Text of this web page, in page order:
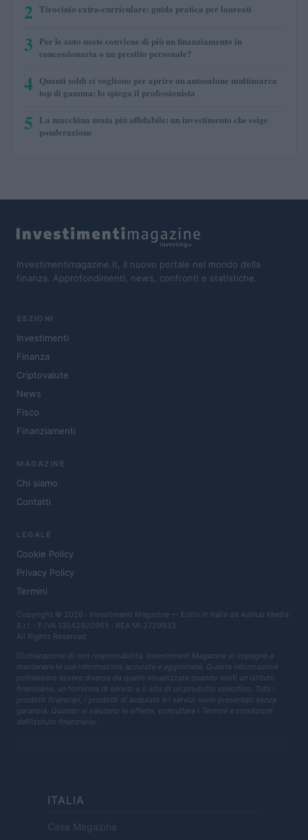
2 Tirocinio extra-curriculare: guida pratica per laureati
3 Per le auto usate conviene di più un finanziamento in
concessionaria o un prestito personale?
4 Quanti soldi ci vogliono per aprire un autosalone multimarca
top di gamma: lo spiega il professionista
5 La macchina usata più affidabile: un investimento che esige
ponderazione
Investimentimagazine.it, il nuovo portale nel mondo della
finanza. Approfondimenti, news, confronti e statistiche.
SEZIONI
Investimenti
Finanza
Criptovalute
News
Fisco
Finanziamenti
MAGAZINE
Chi siamo
Contatti
LEGALE
Cookie Policy
Privacy Policy
Termini
Copyright © 2026 · Investimenti Magazine — Edito in Italia da AdHub Media
S.r.l. · P.IVA 13542920965 · REA MI 2729933
All Rights Reserved
Dichiarazione di non responsabilità: Investimenti Magazine si impegna a
mantenere le sue informazioni accurate e aggiornate. Queste informazioni
potrebbero essere diverse da quelle visualizzate quando visiti un istituto
finanziario, un fornitore di servizi o il sito di un prodotto specifico. Tutti i
prodotti finanziari, i prodotti di acquisto e i servizi sono presentati senza
garanzia. Quando si valutano le offerte, consultare i Termini e condizioni
dell'istituto finanziario.
ITALIA
Casa Magazine